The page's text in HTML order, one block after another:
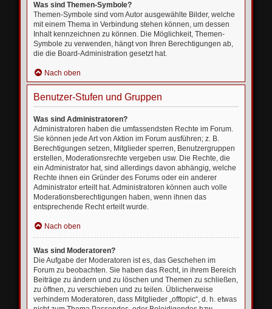
Was sind Themen-Symbole?
Themen-Symbole sind vom Autor ausgewählte Bilder, welche
mit einem Thema in Verbindung stehen können, um dessen
Inhalt kennzeichnen zu können. Die Möglichkeit, Themen-
Symbole zu verwenden, hängt von Ihren Berechtigungen ab,
die die Board-Administration gesetzt hat.
Nach oben
Benutzer-Stufen und Gruppen
Was sind Administratoren?
Administratoren haben die umfassendsten Rechte im Forum.
Sie können jede Art von Aktion im Forum ausführen; z. B.
Berechtigungen setzen, Mitglieder sperren, Benutzergruppen
erstellen, Moderationsrechte vergeben usw. Die Rechte, die
ein Administrator hat, sind allerdings davon abhängig, welche
Rechte ihnen ein Gründer des Forums oder ein anderer
Administrator erteilt hat. Administratoren können auch volle
Moderationsberechtigungen haben, wenn ihnen das
entsprechende Recht erteilt wurde.
Nach oben
Was sind Moderatoren?
Die Aufgabe der Moderatoren ist es, das Geschehen im
Forum zu beobachten. Sie haben das Recht, in ihrem Bereich
Beiträge zu ändern und zu löschen und Themen zu schließen,
zu öffnen, zu verschieben und zu teilen. Üblicherweise
verhindern Moderatoren, dass Mitglieder „offtopic“, d. h. etwas